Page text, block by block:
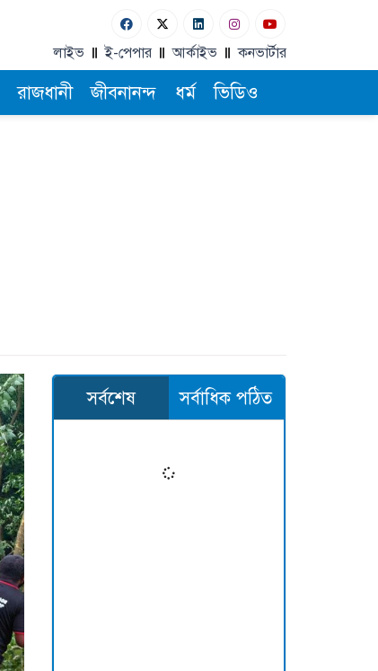
লাইভ ই-পেপার আর্কাইভ কনভার্টার
রাজধানী জীবনানন্দ ধর্ম ভিডিও
সর্বশেষ সর্বাধিক পঠিত